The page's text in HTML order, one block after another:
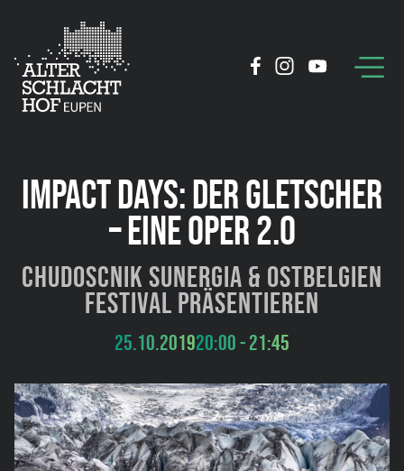
IMPACT DAYS: DER GLETSCHER
– EINE OPER 2.0
Chudoscnik Sunergia & Ostbelgien
Festival präsentieren
25.10.201920:00 - 21:45